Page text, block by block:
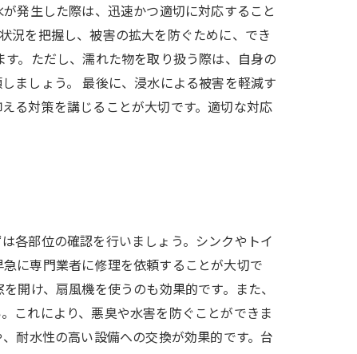
発生した際は、迅速かつ適切に対応すること
況を把握し、被害の拡大を防ぐために、でき
。ただし、濡れた物を取り扱う際は、自身の
ましょう。 最後に、浸水による被害を軽減す
る対策を講じることが大切です。適切な対応
各部位の確認を行いましょう。シンクやトイ
に専門業者に修理を依頼することが大切で
開け、扇風機を使うのも効果的です。また、
これにより、悪臭や水害を防ぐことができま
耐水性の高い設備への交換が効果的です。台